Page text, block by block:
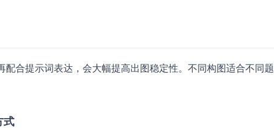
配合提示词表达，会大幅提高出图稳定性。不同构图适合不同
式